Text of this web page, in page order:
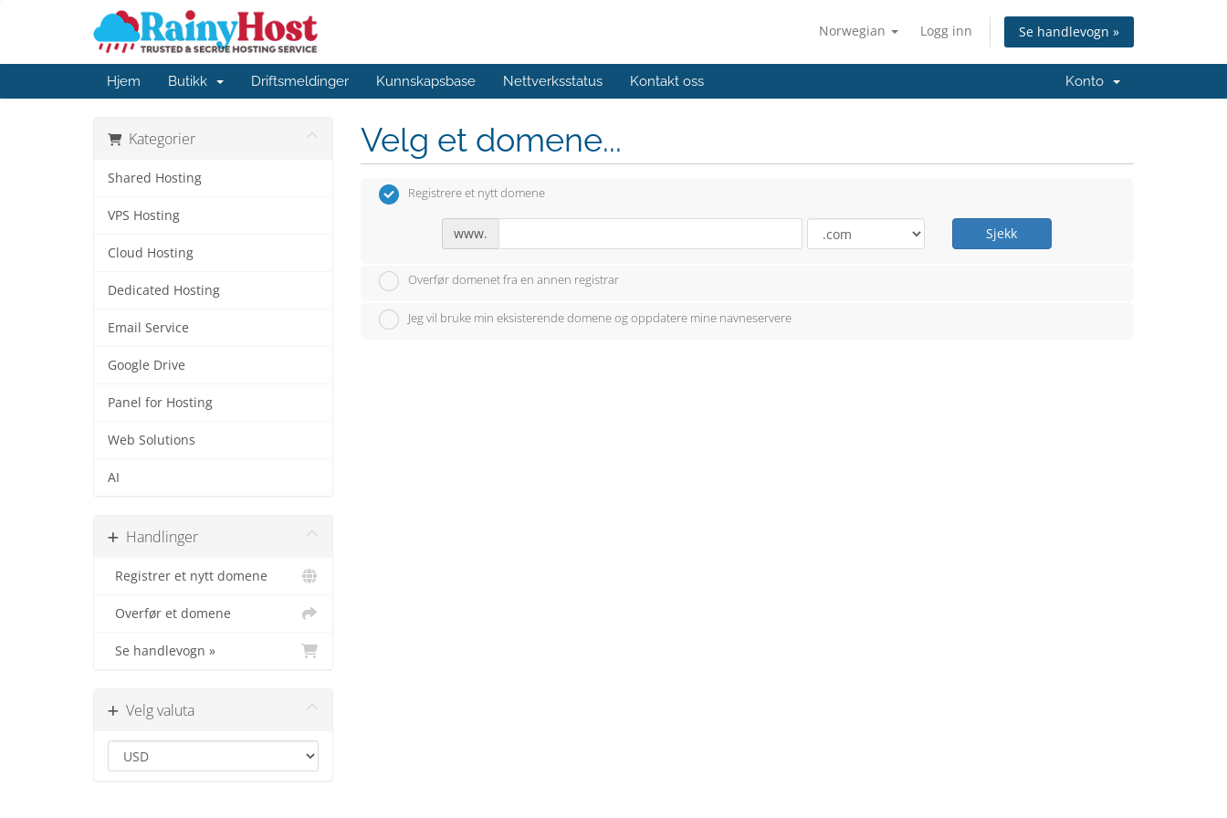
Norwegian Logg inn Se handlevogn »
Hjem Butikk Driftsmeldinger Kunnskapsbase Nettverksstatus Kontakt oss Konto
Kategorier
Shared Hosting
VPS Hosting
Cloud Hosting
Dedicated Hosting
Email Service
Google Drive
Panel for Hosting
Web Solutions
AI
Handlinger
Registrer et nytt domene
Overfør et domene
Se handlevogn »
Velg valuta
Velg et domene...
Registrere et nytt domene
www. Sjekk
Overfør domenet fra en annen registrar
Jeg vil bruke min eksisterende domene og oppdatere mine navneservere